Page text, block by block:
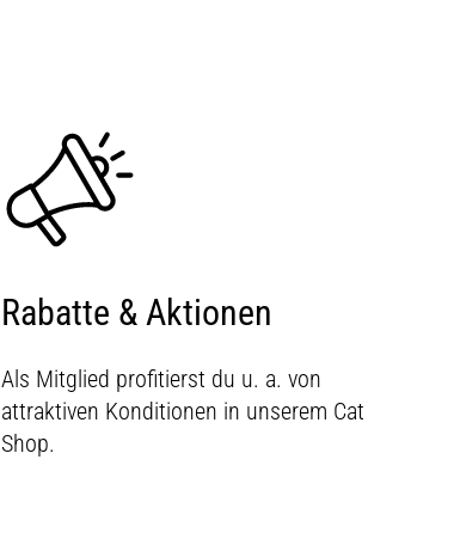
Rabatte & Aktionen
Als Mitglied profitierst du u. a. von
attraktiven Konditionen in unserem Cat
Shop.